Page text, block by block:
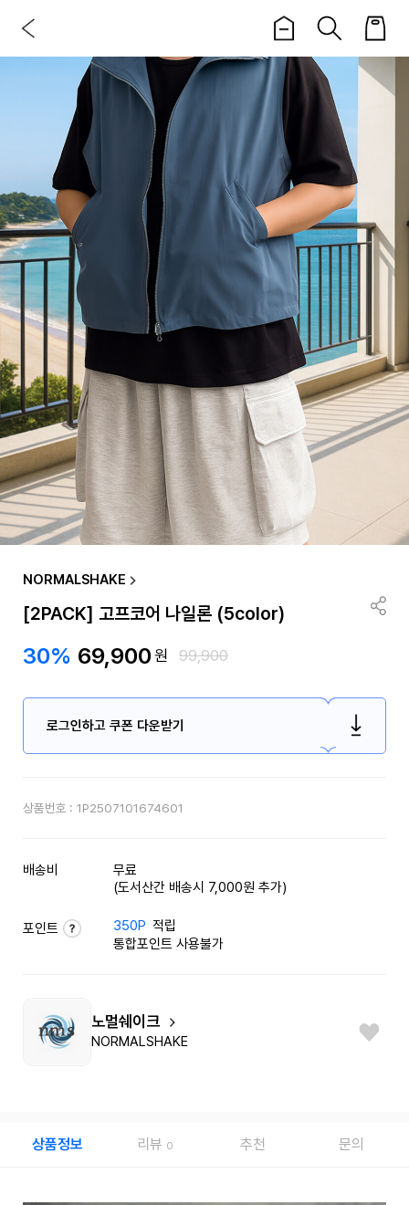
NORMALSHAKE
[2PACK] 고프코어 나일론 (5color)
30% 69,900원 99,900
로그인하고 쿠폰 다운받기
상품번호 : 1P2507101674601
배송비
무료
(도서산간 배송시 7,000원 추가)
포인트 350P 적립
통합포인트 사용불가
노멀쉐이크
NORMALSHAKE
상품정보 리뷰 0 추천 문의